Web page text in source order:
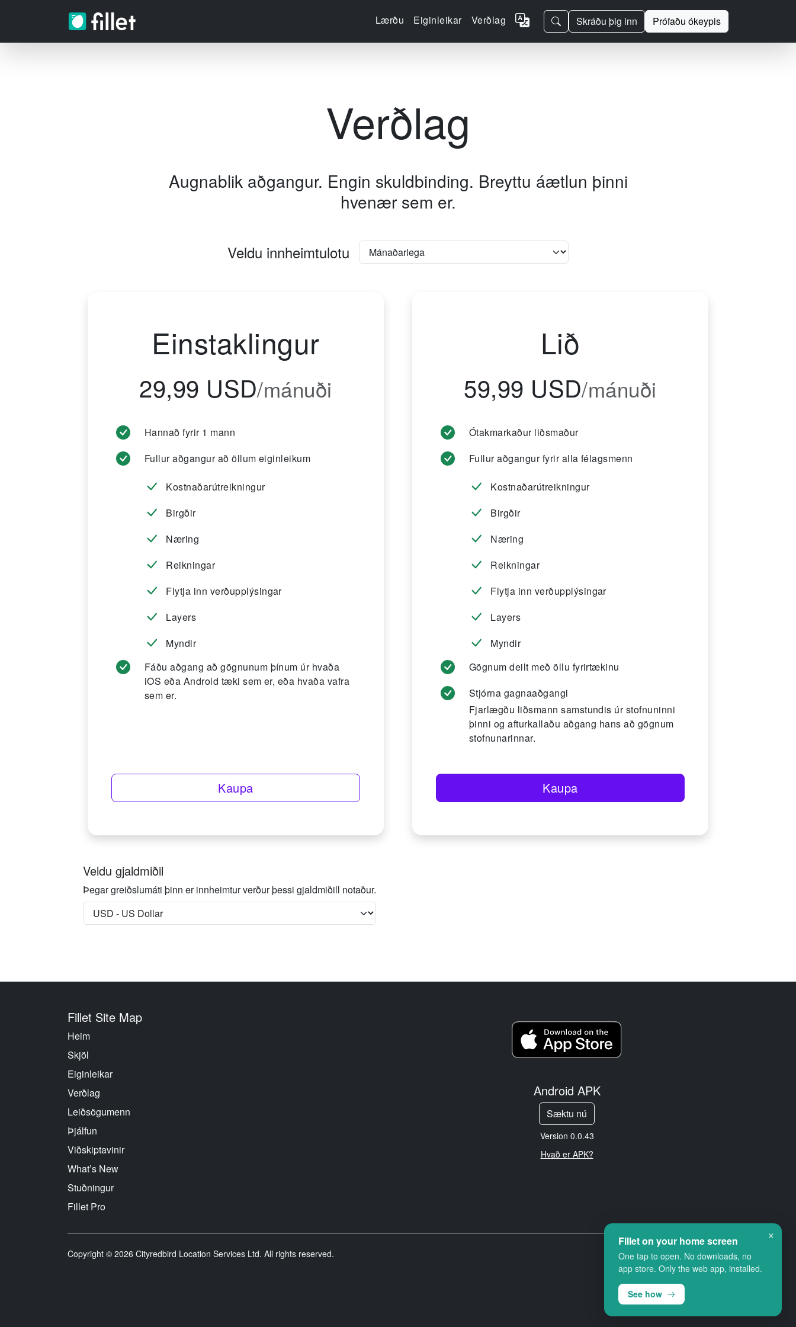
Lærðu Eiginleikar Verðlag Skráðu þig inn Prófaðu ókeypis
Verðlag
Augnablik aðgangur. Engin skuldbinding. Breyttu áætlun þinni
hvenær sem er.
Veldu innheimtulotu
Einstaklingur
29,99 USD/mánuði
Hannað fyrir 1 mann
Fullur aðgangur að öllum eiginleikum
Kostnaðarútreikningur
Birgðir
Næring
Reikningar
Flytja inn verðupplýsingar
Layers
Myndir
Fáðu aðgang að gögnunum þínum úr hvaða
iOS eða Android tæki sem er, eða hvaða vafra
sem er.
Kaupa
Lið
59,99 USD/mánuði
Ótakmarkaður liðsmaður
Fullur aðgangur fyrir alla félagsmenn
Kostnaðarútreikningur
Birgðir
Næring
Reikningar
Flytja inn verðupplýsingar
Layers
Myndir
Gögnum deilt með öllu fyrirtækinu
Stjórna gagnaaðgangi
Fjarlægðu liðsmann samstundis úr stofnuninni
þinni og afturkallaðu aðgang hans að gögnum
stofnunarinnar.
Kaupa
Veldu gjaldmiðil
Þegar greiðslumáti þinn er innheimtur verður þessi gjaldmiðill notaður.
Fillet Site Map
Heim
Skjöl
Eiginleikar
Verðlag
Leiðsögumenn
Þjálfun
Viðskiptavinir
What’s New
Stuðningur
Fillet Pro
Android APK
Sæktu nú
Version 0.0.43
Hvað er APK?
Copyright © 2026 Cityredbird Location Services Ltd. All rights reserved.
×
Fillet on your home screen
One tap to open. No downloads, no
app store. Only the web app, installed.
See how